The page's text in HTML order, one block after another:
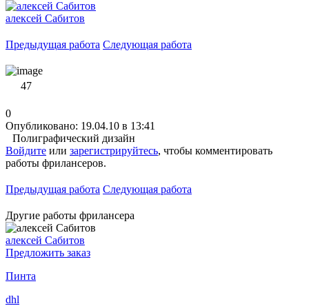
алексей Сабитов
Предыдущая работа Следующая работа
47
0
Опубликовано: 19.04.10 в 13:41
Полиграфический дизайн
Войдите или зарегистрируйтесь, чтобы комментировать
работы фрилансеров.
Предыдущая работа Следующая работа
Другие работы фрилансера
алексей Сабитов
Предложить заказ
Пинта
dhl